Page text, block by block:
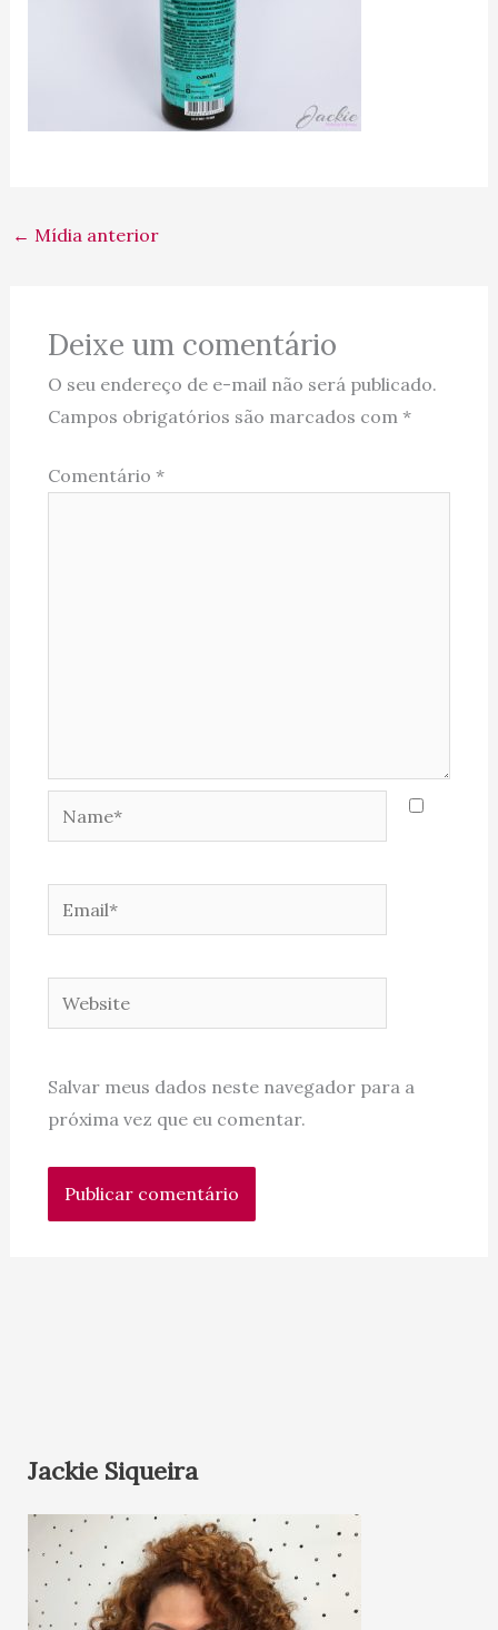
← Mídia anterior
Deixe um comentário
O seu endereço de e-mail não será publicado.
Campos obrigatórios são marcados com *
Comentário *
Name*
Email*
Website
Salvar meus dados neste navegador para a
próxima vez que eu comentar.
Jackie Siqueira